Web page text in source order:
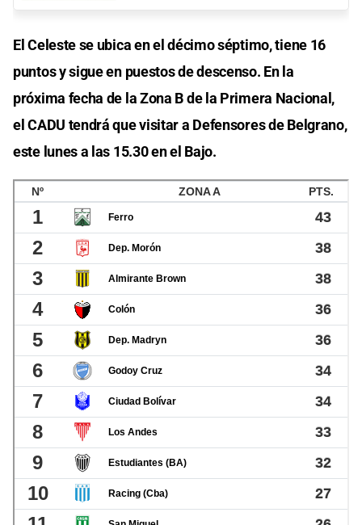
El Celeste se ubica en el décimo séptimo, tiene 16
puntos y sigue en puestos de descenso. En la
próxima fecha de la Zona B de la Primera Nacional,
el CADU tendrá que visitar a Defensores de Belgrano,
este lunes a las 15.30 en el Bajo.